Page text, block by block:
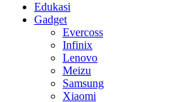
Edukasi
Gadget
Evercoss
Infinix
Lenovo
Meizu
Samsung
Xiaomi